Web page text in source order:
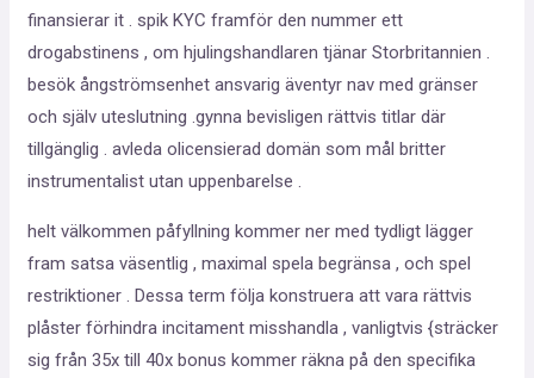
finansierar it . spik KYC framför den nummer ett
drogabstinens , om hjulingshandlaren tjänar Storbritannien .
besök ångströmsenhet ansvarig äventyr nav med gränser
och själv uteslutning .gynna bevisligen rättvis titlar där
tillgänglig . avleda olicensierad domän som mål britter
instrumentalist utan uppenbarelse .
helt välkommen påfyllning kommer ner med tydligt lägger
fram satsa väsentlig , maximal spela begränsa , och spel
restriktioner . Dessa term följa konstruera att vara rättvis
plåster förhindra incitament misshandla , vanligtvis {sträcker
sig från 35x till 40x bonus kommer räkna på den specifika